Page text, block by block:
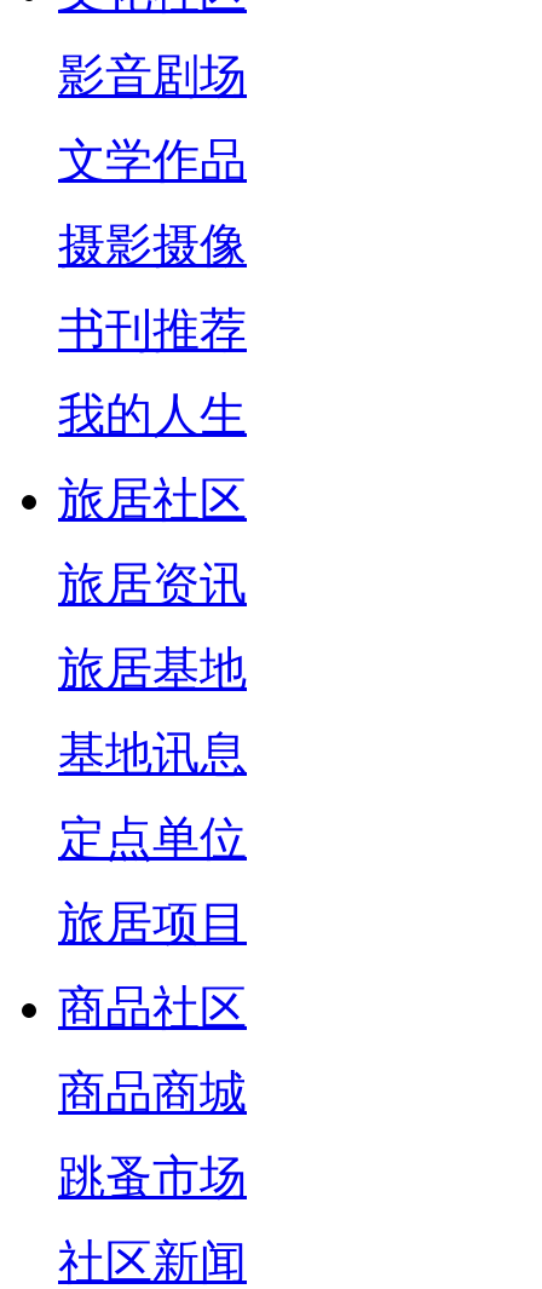
影音剧场
文学作品
摄影摄像
书刊推荐
我的人生
旅居社区
旅居资讯
旅居基地
基地讯息
定点单位
旅居项目
商品社区
商品商城
跳蚤市场
社区新闻